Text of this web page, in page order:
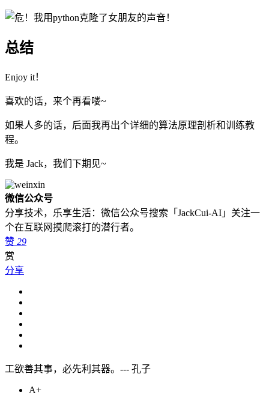
总结
Enjoy it！
喜欢的话，来个再看喽~
如果人多的话，后面我再出个详细的算法原理剖析和训练教
程。
我是 Jack，我们下期见~
微信公众号
分享技术，乐享生活：微信公众号搜索「JackCui-AI」关注一
个在互联网摸爬滚打的潜行者。
赞 29
赏
分享
工欲善其事，必先利其器。--- 孔子
A+